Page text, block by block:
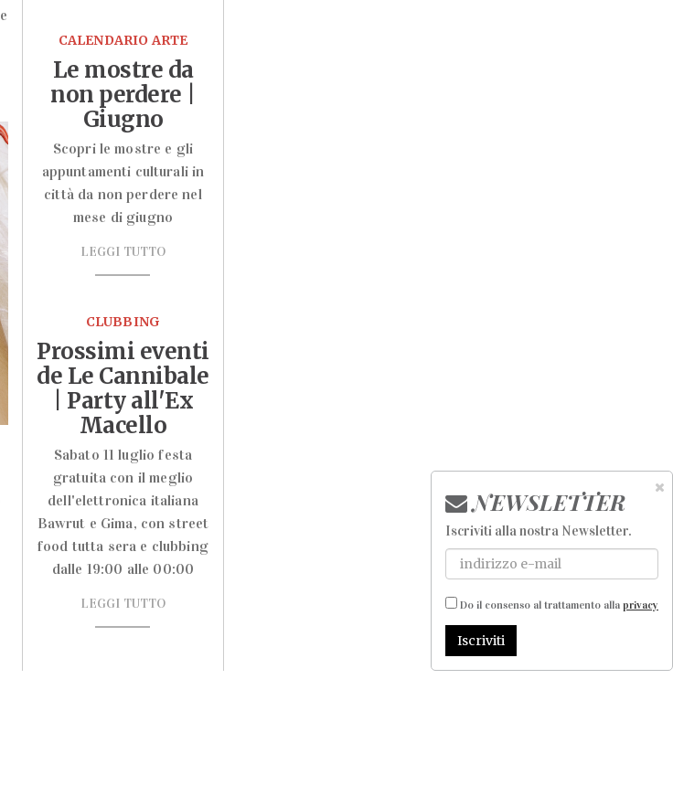
CALENDARIO ARTE
Le mostre da
non perdere |
Giugno
Scopri le mostre e gli
appuntamenti culturali in
città da non perdere nel
mese di giugno
LEGGI TUTTO
CLUBBING
Prossimi eventi
de Le Cannibale
| Party all'Ex
Macello
Sabato 11 luglio festa
gratuita con il meglio
dell'elettronica italiana
Bawrut e Gima, con street
food tutta sera e clubbing
dalle 19:00 alle 00:00
LEGGI TUTTO
NEWSLETTER
Iscriviti alla nostra Newsletter.
Do il consenso al trattamento alla privacy
Iscriviti